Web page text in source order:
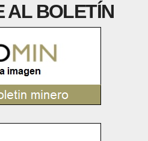
AL BOLETÍN